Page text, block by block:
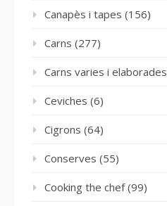
Canapès i tapes (156)
Carns (277)
Carns varies i elaborades
Ceviches (6)
Cigrons (64)
Conserves (55)
Cooking the chef(99)